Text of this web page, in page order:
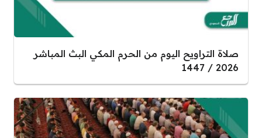
صلاة التراويح اليوم من الحرم المكي البث المباشر
2026 / 1447